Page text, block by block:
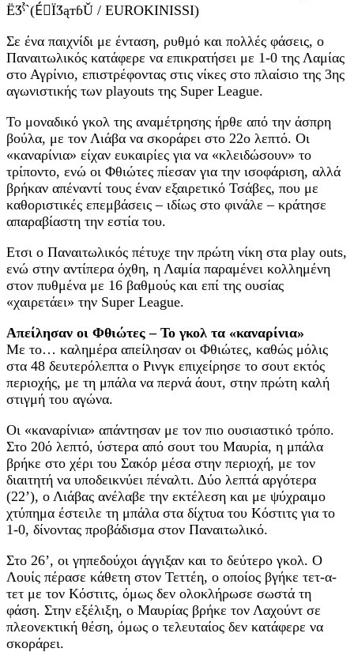
ЁӠˁ̉`(ÉّÏӠąтɓǓ / EUROKINISSI)
Σε ένα παιχνίδι με ένταση, ρυθμό και πολλές φάσεις, ο
Παναιτωλικός κατάφερε να επικρατήσει με 1-0 της Λαμίας
στο Αγρίνιο, επιστρέφοντας στις νίκες στο πλαίσιο της 3ης
αγωνιστικής των playouts της Super League.
Το μοναδικό γκολ της αναμέτρησης ήρθε από την άσπρη
βούλα, με τον Λιάβα να σκοράρει στο 22ο λεπτό. Οι
«καναρίνια» είχαν ευκαιρίες για να «κλειδώσουν» το
τρίποντο, ενώ οι Φθιώτες πίεσαν για την ισοφάριση, αλλά
βρήκαν απέναντί τους έναν εξαιρετικό Τσάβες, που με
καθοριστικές επεμβάσεις – ιδίως στο φινάλε – κράτησε
απαραβίαστη την εστία του.
Ετσι ο Παναιτωλικός πέτυχε την πρώτη νίκη στα play outs,
ενώ στην αντίπερα όχθη, η Λαμία παραμένει κολλημένη
στον πυθμένα με 16 βαθμούς και επί της ουσίας
«χαιρετάει» την Super League.
Απείλησαν οι Φθιώτες – Το γκολ τα «καναρίνια»
Με το… καλημέρα απείλησαν οι Φθιώτες, καθώς μόλις
στα 48 δευτερόλεπτα ο Ρινγκ επιχείρησε το σουτ εκτός
περιοχής, με τη μπάλα να περνά άουτ, στην πρώτη καλή
στιγμή του αγώνα.
Οι «καναρίνια» απάντησαν με τον πιο ουσιαστικό τρόπο.
Στο 20ό λεπτό, ύστερα από σουτ του Μαυρία, η μπάλα
βρήκε στο χέρι του Σακόρ μέσα στην περιοχή, με τον
διαιτητή να υποδεικνύει πέναλτι. Δύο λεπτά αργότερα
(22’), ο Λιάβας ανέλαβε την εκτέλεση και με ψύχραιμο
χτύπημα έστειλε τη μπάλα στα δίχτυα του Κόστιτς για το
1-0, δίνοντας προβάδισμα στον Παναιτωλικό.
Στο 26’, οι γηπεδούχοι άγγιξαν και το δεύτερο γκολ. Ο
Λουίς πέρασε κάθετη στον Τεττέη, ο οποίος βγήκε τετ-α-
τετ με τον Κόστιτς, όμως δεν ολοκλήρωσε σωστά τη
φάση. Στην εξέλιξη, ο Μαυρίας βρήκε τον Λαχούντ σε
πλεονεκτική θέση, όμως ο τελευταίος δεν κατάφερε να
σκοράρει.